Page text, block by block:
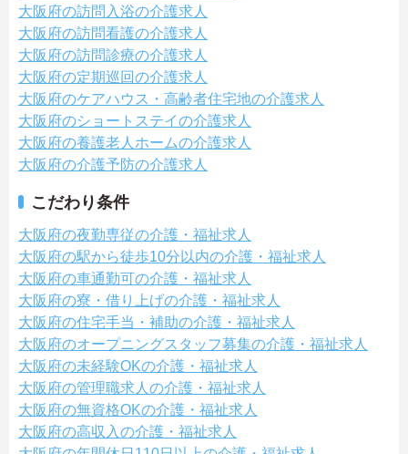
大阪府の訪問入浴の介護求人
大阪府の訪問看護の介護求人
大阪府の訪問診療の介護求人
大阪府の定期巡回の介護求人
大阪府のケアハウス・高齢者住宅地の介護求人
大阪府のショートステイの介護求人
大阪府の養護老人ホームの介護求人
大阪府の介護予防の介護求人
こだわり条件
大阪府の夜勤専従の介護・福祉求人
大阪府の駅から徒歩10分以内の介護・福祉求人
大阪府の車通勤可の介護・福祉求人
大阪府の寮・借り上げの介護・福祉求人
大阪府の住宅手当・補助の介護・福祉求人
大阪府のオープニングスタッフ募集の介護・福祉求人
大阪府の未経験OKの介護・福祉求人
大阪府の管理職求人の介護・福祉求人
大阪府の無資格OKの介護・福祉求人
大阪府の高収入の介護・福祉求人